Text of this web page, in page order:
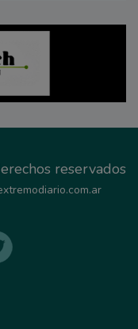
reservados